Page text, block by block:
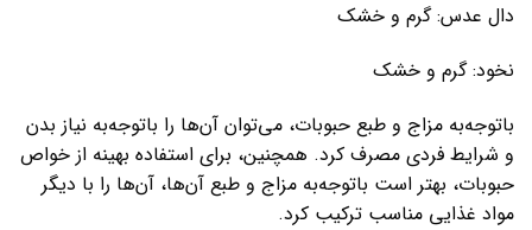
دال عدس: گرم و خشک
نخود: گرم و خشک
باتوجه‌به مزاج و طبع حبوبات، می‌توان آن‌ها را باتوجه‌به نیاز بدن
و شرایط فردی مصرف کرد. همچنین، برای استفاده بهینه از خواص
حبوبات، بهتر است باتوجه‌به مزاج و طبع آن‌ها، آن‌ها را با دیگر
مواد غذایی مناسب ترکیب کرد.